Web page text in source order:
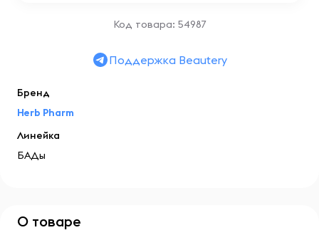
Код товара: 54987
Поддержка Beautery
Бренд
Herb Pharm
Линейка
БАДы
О товаре